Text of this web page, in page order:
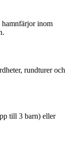
hamnfärjor inom
rundturer och
till 3 barn) eller